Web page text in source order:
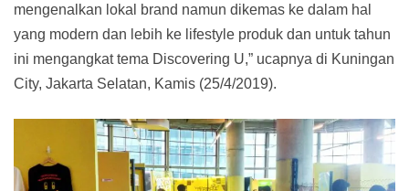
mengenalkan lokal brand namun dikemas ke dalam hal
yang modern dan lebih ke lifestyle produk dan untuk tahun
ini mengangkat tema Discovering U,” ucapnya di Kuningan
City, Jakarta Selatan, Kamis (25/4/2019).